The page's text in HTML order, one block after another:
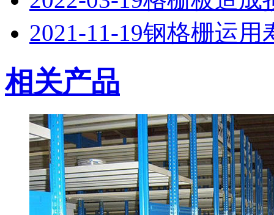
2021-11-19钢格栅运用
相关产品